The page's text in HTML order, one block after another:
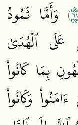
وَأَمَّا ثَمُودُ
عَلَى ٱلۡهُدَىٰ
بِمَا كَانُواْ
وَكَانُواْ